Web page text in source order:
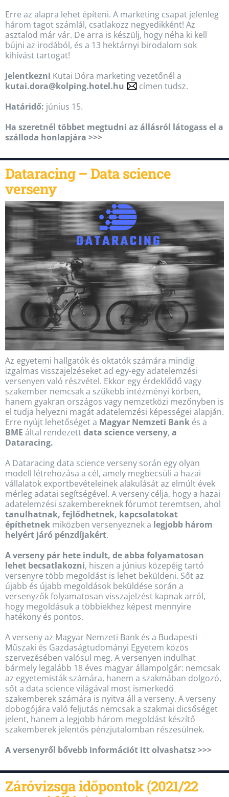
Erre az alapra lehet építeni. A marketing csapat jelenleg
három tagot számlál, csatlakozz negyedikként! Az
asztalod már vár. De arra is készülj, hogy néha ki kell
bújni az irodából, és a 13 hektárnyi birodalom sok
kihívást tartogat!
Jelentkezni Kutai Dóra marketing vezetőnél a
kutai.dora@kolping.hotel.hu
címen tudsz.
Határidő: június 15.
Ha szeretnél többet megtudni az állásról látogass el a
szálloda honlapjára >>>
Dataracing – Data science
verseny
Az egyetemi hallgatók és oktatók számára mindig
izgalmas visszajelzéseket ad egy-egy adatelemzési
versenyen való részvétel. Ekkor egy érdeklődő vagy
szakember nemcsak a szűkebb intézményi körben,
hanem gyakran országos vagy nemzetközi mezőnyben is
el tudja helyezni magát adatelemzési képességei alapján.
Erre nyújt lehetőséget a Magyar Nemzeti Bank és a
BME által rendezettdata science verseny, a
Dataracing.
A Dataracing data science verseny során egy olyan
modell létrehozása a cél, amely megbecsüli a hazai
vállalatok exportbevételeinek alakulását az elmúlt évek
mérleg adatai segítségével. A verseny célja, hogy a hazai
adatelemzési szakembereknek fórumot teremtsen, ahol
tanulhatnak, fejlődhetnek, kapcsolatokat
építhetnek miközben versenyeznek a legjobb három
helyért járó pénzdíjakért.
A verseny pár hete indult, de abba folyamatosan
lehet becsatlakozni, hiszen a június közepéig tartó
versenyre több megoldást is lehet beküldeni. Sőt az
újabb és újabb megoldások beküldése során a
versenyzők folyamatosan visszajelzést kapnak arról,
hogy megoldásuk a többiekhez képest mennyire
hatékony és pontos.
A verseny az Magyar Nemzeti Bank és a Budapesti
Műszaki és Gazdaságtudományi Egyetem közös
szervezésében valósul meg. A versenyen indulhat
bármely legalább 18 éves magyar állampolgár: nemcsak
az egyetemisták számára, hanem a szakmában dolgozó,
sőt a data science világával most ismerkedő
szakemberek számára is nyitva áll a verseny. A verseny
dobogójára való feljutás nemcsak a szakmai dicsőséget
jelent, hanem a legjobb három megoldást készítő
szakemberek jelentős pénzjutalomban részesülnek.
A versenyről bővebb információt itt olvashatsz >>>
Záróvizsga időpontok (2021/22